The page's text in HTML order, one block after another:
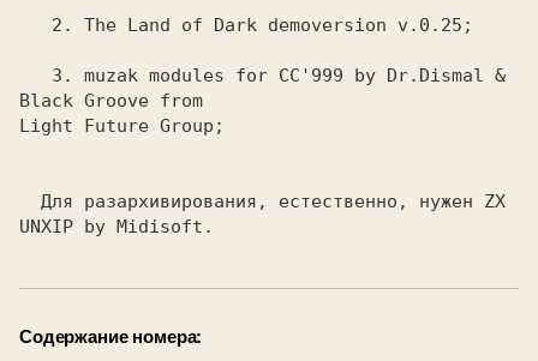
Black Groove from
Light Future Group;
UNXIP by Midisoft.
Содержание номера: